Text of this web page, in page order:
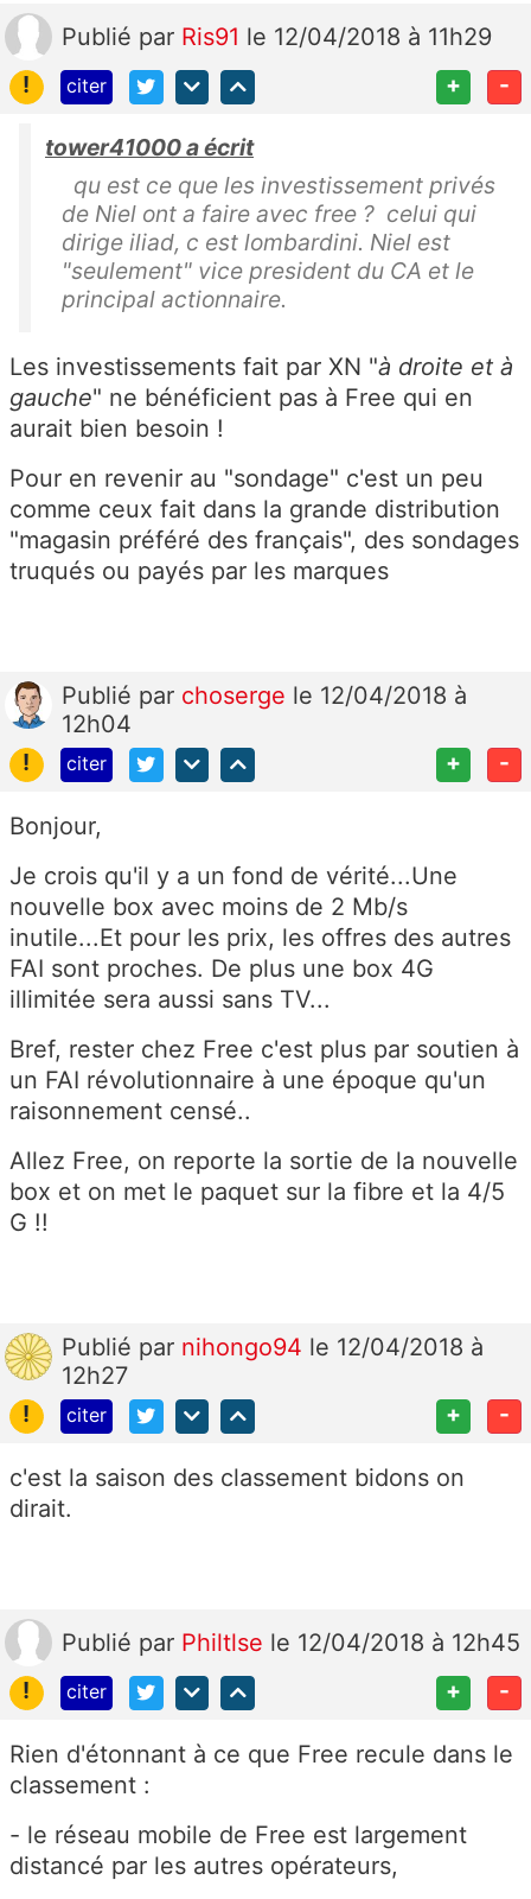
Publié par Ris91 le 12/04/2018 à 11h29
!
citer + -
tower41000 a écrit
qu est ce que les investissement privés
de Niel ont a faire avec free ? celui qui
dirige iliad, c est lombardini. Niel est
"seulement" vice president du CA et le
principal actionnaire.
Les investissements fait par XN "à droite et à
gauche" ne bénéficient pas à Free qui en
aurait bien besoin !
Pour en revenir au "sondage" c'est un peu
comme ceux fait dans la grande distribution
"magasin préféré des français", des sondages
truqués ou payés par les marques
Publié par choserge le 12/04/2018 à
12h04
!
citer + -
Bonjour,
Je crois qu'il y a un fond de vérité...Une
nouvelle box avec moins de 2 Mb/s
inutile...Et pour les prix, les offres des autres
FAI sont proches. De plus une box 4G
illimitée sera aussi sans TV...
Bref, rester chez Free c'est plus par soutien à
un FAI révolutionnaire à une époque qu'un
raisonnement censé..
Allez Free, on reporte la sortie de la nouvelle
box et on met le paquet sur la fibre et la 4/5
G !!
Publié par nihongo94 le 12/04/2018 à
12h27
!
citer + -
c'est la saison des classement bidons on
dirait.
Publié par Philtlse le 12/04/2018 à 12h45
!
citer + -
Rien d'étonnant à ce que Free recule dans le
classement :
- le réseau mobile de Free est largement
distancé par les autres opérateurs,